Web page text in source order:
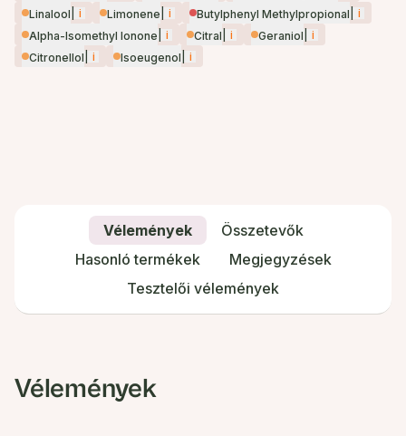
Linalool
i Limonene i Butylphenyl Methylpropional
i
Alpha-Isomethyl Ionone
i Citral i Geraniol
i
Citronellol
i Isoeugenol i
Vélemények
Összetevők
Hasonló termékek
Megjegyzések
Tesztelői vélemények
Vélemények